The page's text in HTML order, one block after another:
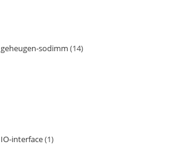
geheugen-sodimm 14
IO-interface 1